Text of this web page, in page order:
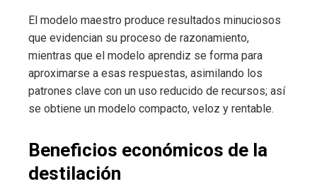
El modelo maestro produce resultados minuciosos
que evidencian su proceso de razonamiento,
mientras que el modelo aprendiz se forma para
aproximarse a esas respuestas, asimilando los
patrones clave con un uso reducido de recursos; así
se obtiene un modelo compacto, veloz y rentable.
Beneficios económicos de la
destilación